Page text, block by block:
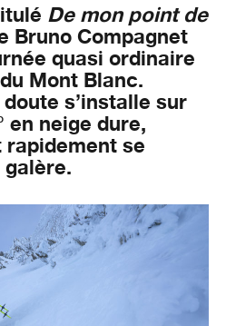
De mon point de
Bruno Compagnet
quasi ordinaire
Mont Blanc.
s’installe sur
en neige dure,
rapidement se